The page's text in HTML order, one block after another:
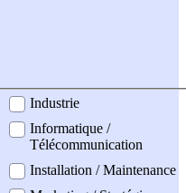
Industrie
Informatique /
Télécommunication
Installation / Maintenance